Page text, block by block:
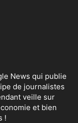
News qui publie
de journalistes
veille sur
et bien
!